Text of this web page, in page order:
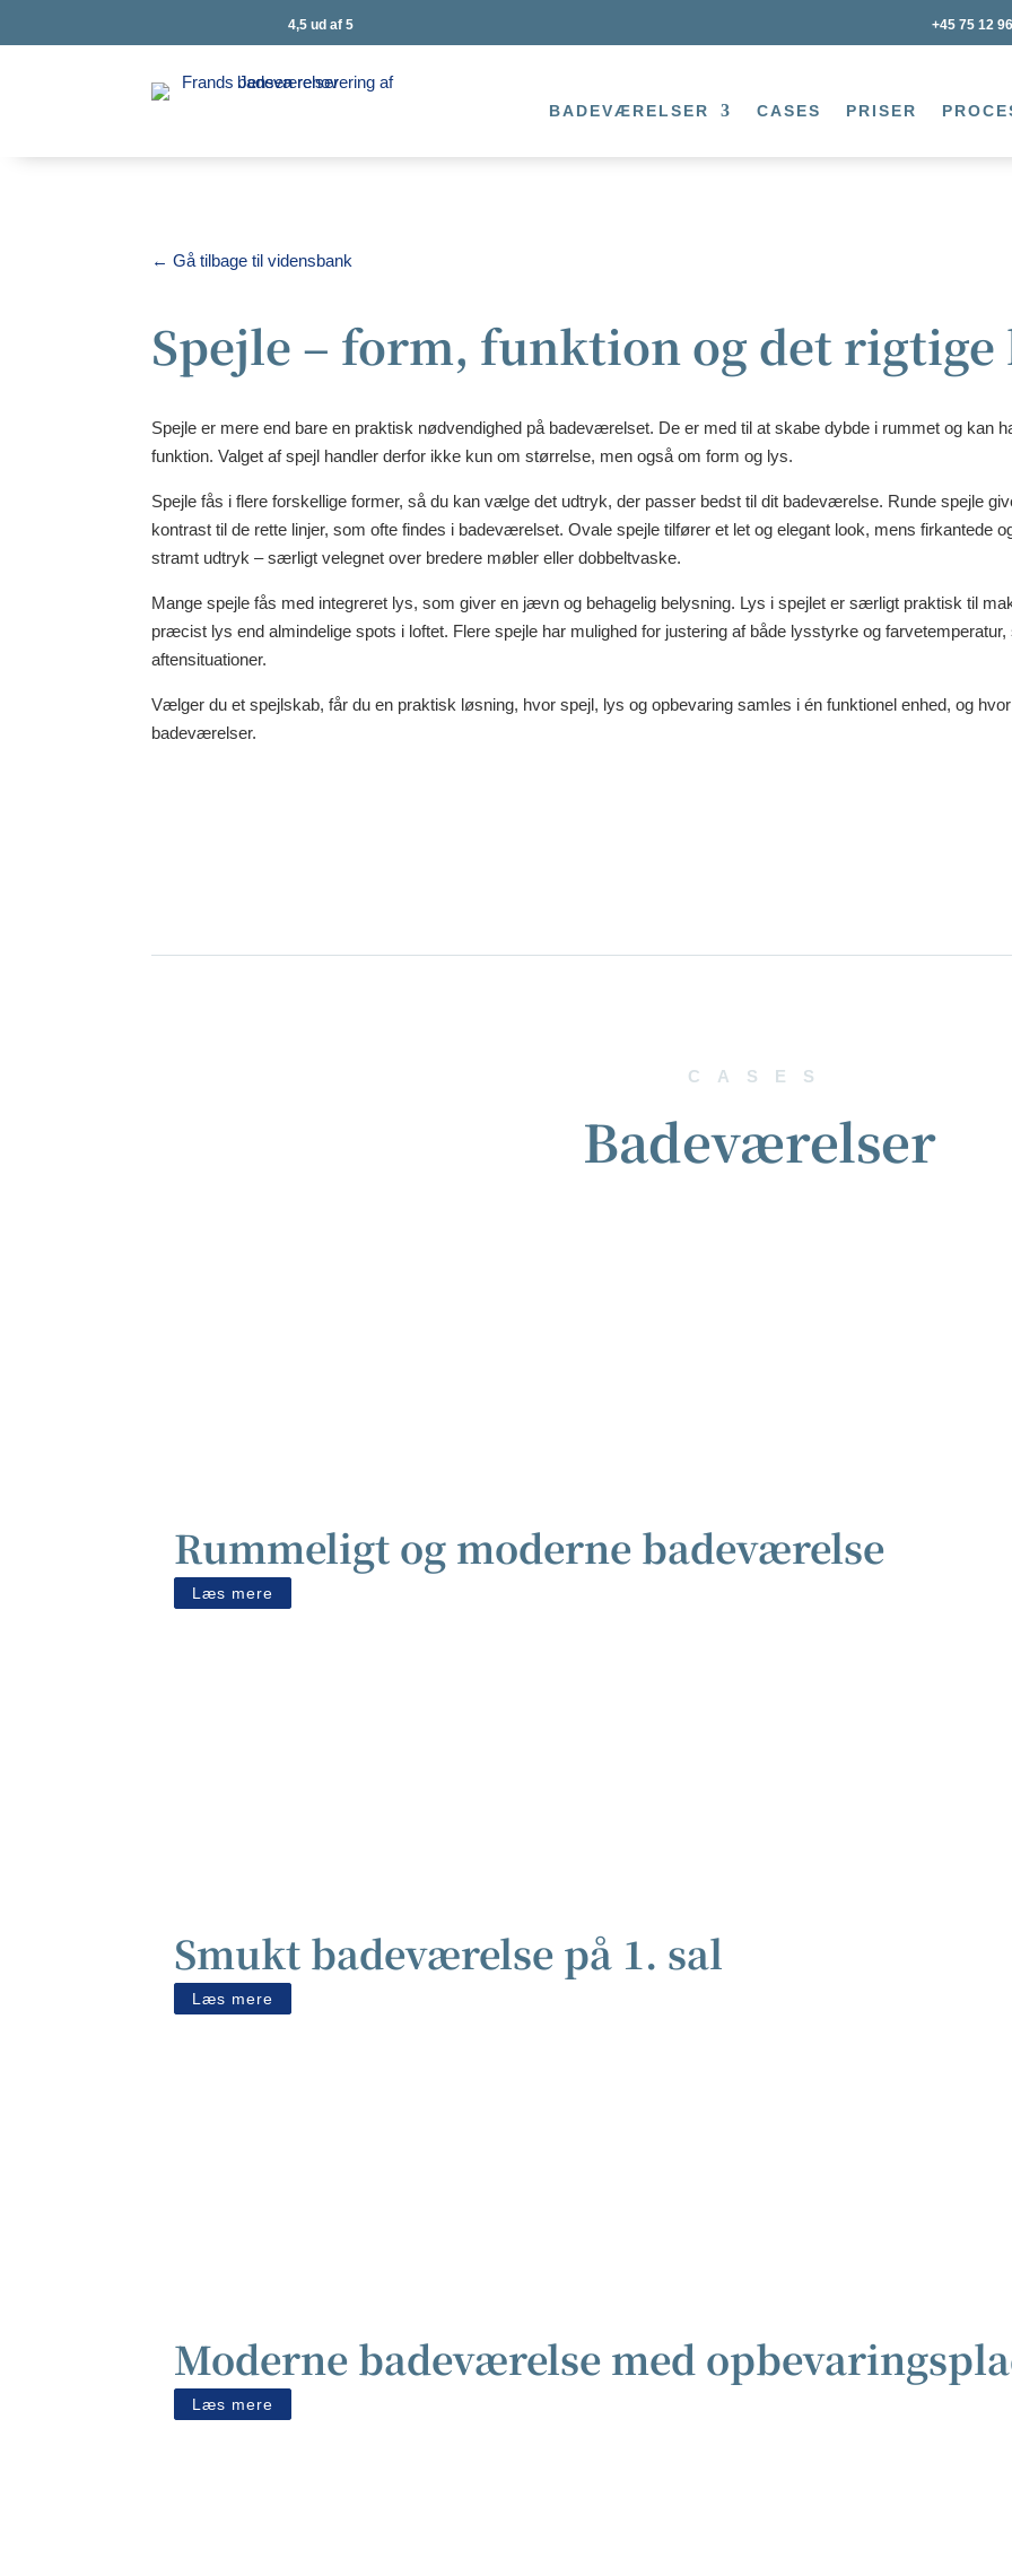
4,5 ud af 5 +45 75 12
BADEVÆRELSER CASES PRISER
←Gå tilbage til vidensbank
Spejle – form, funktion og det rigtige
Spejle er mere end bare en praktisk nødvendighed på badeværelset. De er med til at skabe dybde i rummet og kan
funktion. Valget af spejl handler derfor ikke kun om størrelse, men også om form og lys.
Spejle fås i flere forskellige former, så du kan vælge det udtryk, der passer bedst til dit badeværelse. Runde spejle
kontrast til de rette linjer, som ofte findes i badeværelset. Ovale spejle tilfører et let og elegant look, mens firkantede
stramt udtryk – særligt velegnet over bredere møbler eller dobbeltvaske.
Mange spejle fås med integreret lys, som giver en jævn og behagelig belysning. Lys i spejlet er særligt praktisk til
præcist lys end almindelige spots i loftet. Flere spejle har mulighed for justering af både lysstyrke og
aftensituationer.
Vælger du et spejlskab, får du en praktisk løsning, hvor spejl, lys og opbevaring samles i én funktionel enhed, og
badeværelser.
CASES
Badeværelser
Rummeligt og moderne badeværelse
Læs mere
Smukt badeværelse på 1. sal
Læs mere
Moderne badeværelse med
Læs mere